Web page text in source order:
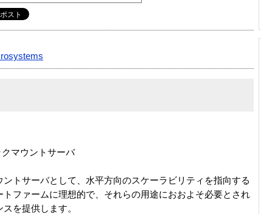
マウントサーバ
トサーバとして、水平方向のスケーラビリティを指向する
ファームに理想的で、それらの用途におおよそ必要とされ
を提供します。